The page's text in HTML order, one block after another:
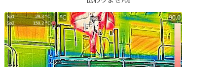
矢野テクニカルセンター
染殿
バイオ事業部